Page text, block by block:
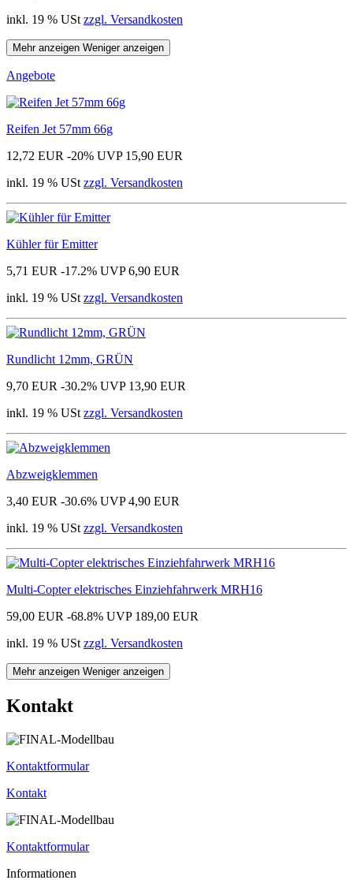
inkl. 19 % USt zzgl. Versandkosten
Mehr anzeigen Weniger anzeigen
Angebote
Reifen Jet 57mm 66g
12,72 EUR -20% UVP 15,90 EUR
inkl. 19 % USt zzgl. Versandkosten
Kühler für Emitter
5,71 EUR -17.2% UVP 6,90 EUR
inkl. 19 % USt zzgl. Versandkosten
Rundlicht 12mm, GRÜN
9,70 EUR -30.2% UVP 13,90 EUR
inkl. 19 % USt zzgl. Versandkosten
Abzweigklemmen
3,40 EUR -30.6% UVP 4,90 EUR
inkl. 19 % USt zzgl. Versandkosten
Multi-Copter elektrisches Einziehfahrwerk MRH16
59,00 EUR -68.8% UVP 189,00 EUR
inkl. 19 % USt zzgl. Versandkosten
Mehr anzeigen Weniger anzeigen
Kontakt
Kontaktformular
Kontakt
Kontaktformular
Informationen